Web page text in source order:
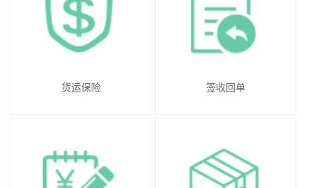
货运保险 签收回单